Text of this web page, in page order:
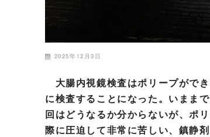
2025年12月3日
大腸内視鏡検査はポリープがで
に検査することになった。いまま
回はどうなるか分からないが、ポ
際に圧迫して非常に苦しい、鎮静